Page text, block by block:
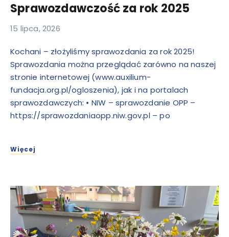
Sprawozdawczość za rok 2025
15 lipca, 2026
Kochani – złożyliśmy sprawozdania za rok 2025!
Sprawozdania można przeglądać zarówno na naszej
stronie internetowej (www.auxilium-
fundacja.org.pl/ogloszenia), jak i na portalach
sprawozdawczych: • NIW – sprawozdanie OPP –
https://sprawozdaniaopp.niw.gov.pl – po
Więcej